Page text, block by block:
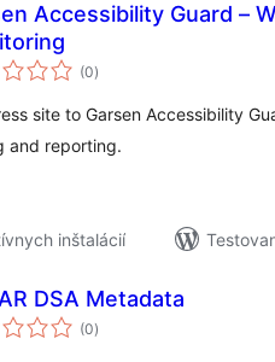
Accessibility Guard –
(0celkové
hodnotenie
)
site to Garsen Accessibility
and reporting.
inštalácií
DSA Metadata
(0celkové
hodnotenie
)